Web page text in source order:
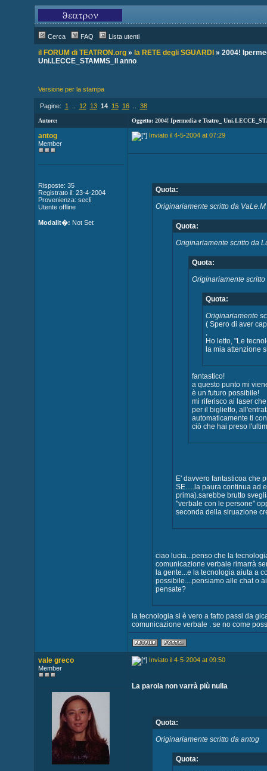
Cerca FAQ Lista utenti
il FORUM di TEATRON.org» la RETE degli SGUARDI » 2004!
Uni.LECCE_STAMMS_II anno
Versione per la stampa
Pagine: 1 12 13 14 15 16.. 38
Autore: Oggetto: 2004! Ipermedia e Teatro_
antog
Member
Risposte: 35
Registrato il: 23-4-2004
Provenienza: seclì
Utente offline
Modalit�: Not Set
Inviato il 4-5-2004 at 07:29
Quota:
Originariamente scritto da VaLe.M
Quota:
Originariamente scritto da
Quota:
Originariamente
Quota:
Originariamente
( Spero di aver
,
Ho letto, "Le
la mia attenzione
fantastico!
a questo punto mi
è un futuro possibile!
mi riferisco ai laser
per il biglietto,
automaticamente ti
ciò che hai preso
E' davvero fantasticoa che
SE.....la paura continua ad
prima).sarebbe brutto
"verbale con le persone"
seconda della siruazione
ciao lucia...penso che la
comunicazione verbale rimarrà
la gente...e la tecnologia aiuta a
possibile....pensiamo alle chat o
pensate?
la tecnologia si è vero a fatto passi da
comunicazione verbale . se no come
vale greco
Member
Inviato il 4-5-2004 at 09:50
La parola non varrà più nulla
Quota:
Originariamente scritto da antog
Quota: